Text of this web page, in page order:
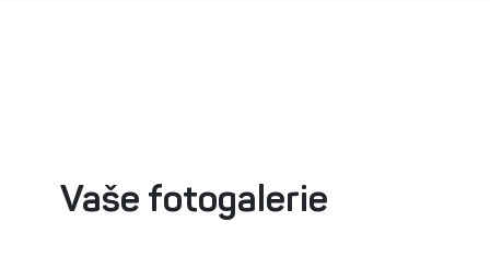
Vaše fotogalerie